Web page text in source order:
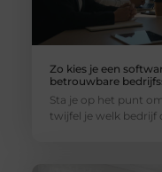
Zo kies je een
betrouwbare
Sta je op het punt
twijfel je welk bedrijf